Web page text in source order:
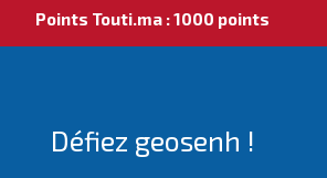
Points Touti.ma : 1000 points
Défiez geosenh !